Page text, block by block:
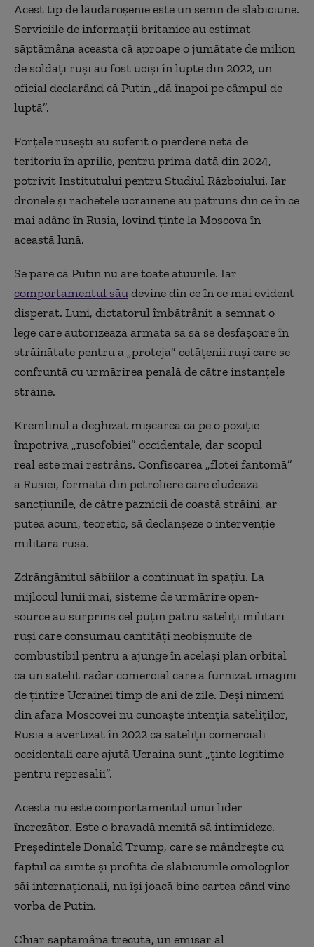
Acest tip de lăudăroșenie este un semn de slăbiciune.
Serviciile de informații britanice au estimat
săptămâna aceasta că aproape o jumătate de milion
de soldați ruși au fost uciși în lupte din 2022, un
oficial declarând că Putin „dă înapoi pe câmpul de
luptă”.
Forțele rusești au suferit o pierdere netă de
teritoriu în aprilie, pentru prima dată din 2024,
potrivit Institutului pentru Studiul Războiului. Iar
dronele și rachetele ucrainene au pătruns din ce în ce
mai adânc în Rusia, lovind ținte la Moscova în
această lună.
Se pare că Putin nu are toate atuurile. Iar
comportamentul săudevine din ce în ce mai evident
disperat. Luni, dictatorul îmbătrânit a semnat o
lege care autorizează armata sa să se desfășoare în
străinătate pentru a „proteja” cetățenii ruși care se
confruntă cu urmărirea penală de către instanțele
străine.
Kremlinul a deghizat mișcarea ca pe o poziție
împotriva „rusofobiei” occidentale, dar scopul
real este mai restrâns. Confiscarea „floteifantomă”
a Rusiei, formată din petroliere care eludează
sancțiunile, de către paznicii de coastă străini, ar
putea acum, teoretic, să declanșeze o intervenție
militară rusă.
Zdrăngănitul săbiilor a continuat în spațiu. La
mijlocul lunii mai, sisteme de urmărire open-
source au surprins cel puțin patru sateliți militari
ruși care consumau cantități neobișnuite de
combustibil pentru aajungeîn același plan orbital
ca un satelit radar comercial care a furnizat imagini
de țintire Ucrainei timp de ani de zile. Deși nimeni
din afara Moscovei nu cunoaște intenția sateliților,
Rusia a avertizat în 2022 că sateliții comerciali
occidentali care ajută Ucraina sunt „ținte legitime
pentru represalii”.
Acesta nu este comportamentul unui lider
încrezător. Este o bravadă menită să intimideze.
Președintele Donald Trump, care se mândrește cu
faptul că simte și profită de slăbiciunile omologilor
săi internaționali, nu își joacă bine cartea când vine
vorba de Putin.
Chiar săptămâna trecută, un emisar al